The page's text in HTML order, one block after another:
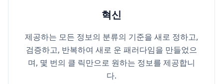
혁신
제공하는 모든 정보의 분류의 기준을 새로 정하고,
검증하고, 반복하여 새로 운 패러다임을 만들었으
며, 몇 번의 클 릭만으로 원하는 정보를 제공합니
다.